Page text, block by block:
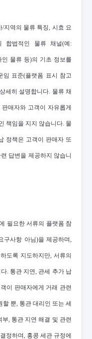
지역의 물류 특징, 시효 요
합법적인 물류 채널(예:
인 물류 등)의 기초 정보를
임 표준(플랫폼 표시 참고
세히 설명합니다. 물류 채
매자와 고객이 자유롭게
책임을 지지 않습니다. 물
정책은 고객이 판매자 또
답변을 제공하지 않습니
필요한 서류의 플랫폼 참
구사항 아님)을 제공하며,
도록 지도하지만, 서류의
. 통관 지연, 관세 추가 납
이 판매자에게 거래 관련
뿐, 통관 대리인 또는 세
, 통관 지연 해결 및 관련
정하며, 홍콩 세관 규정에